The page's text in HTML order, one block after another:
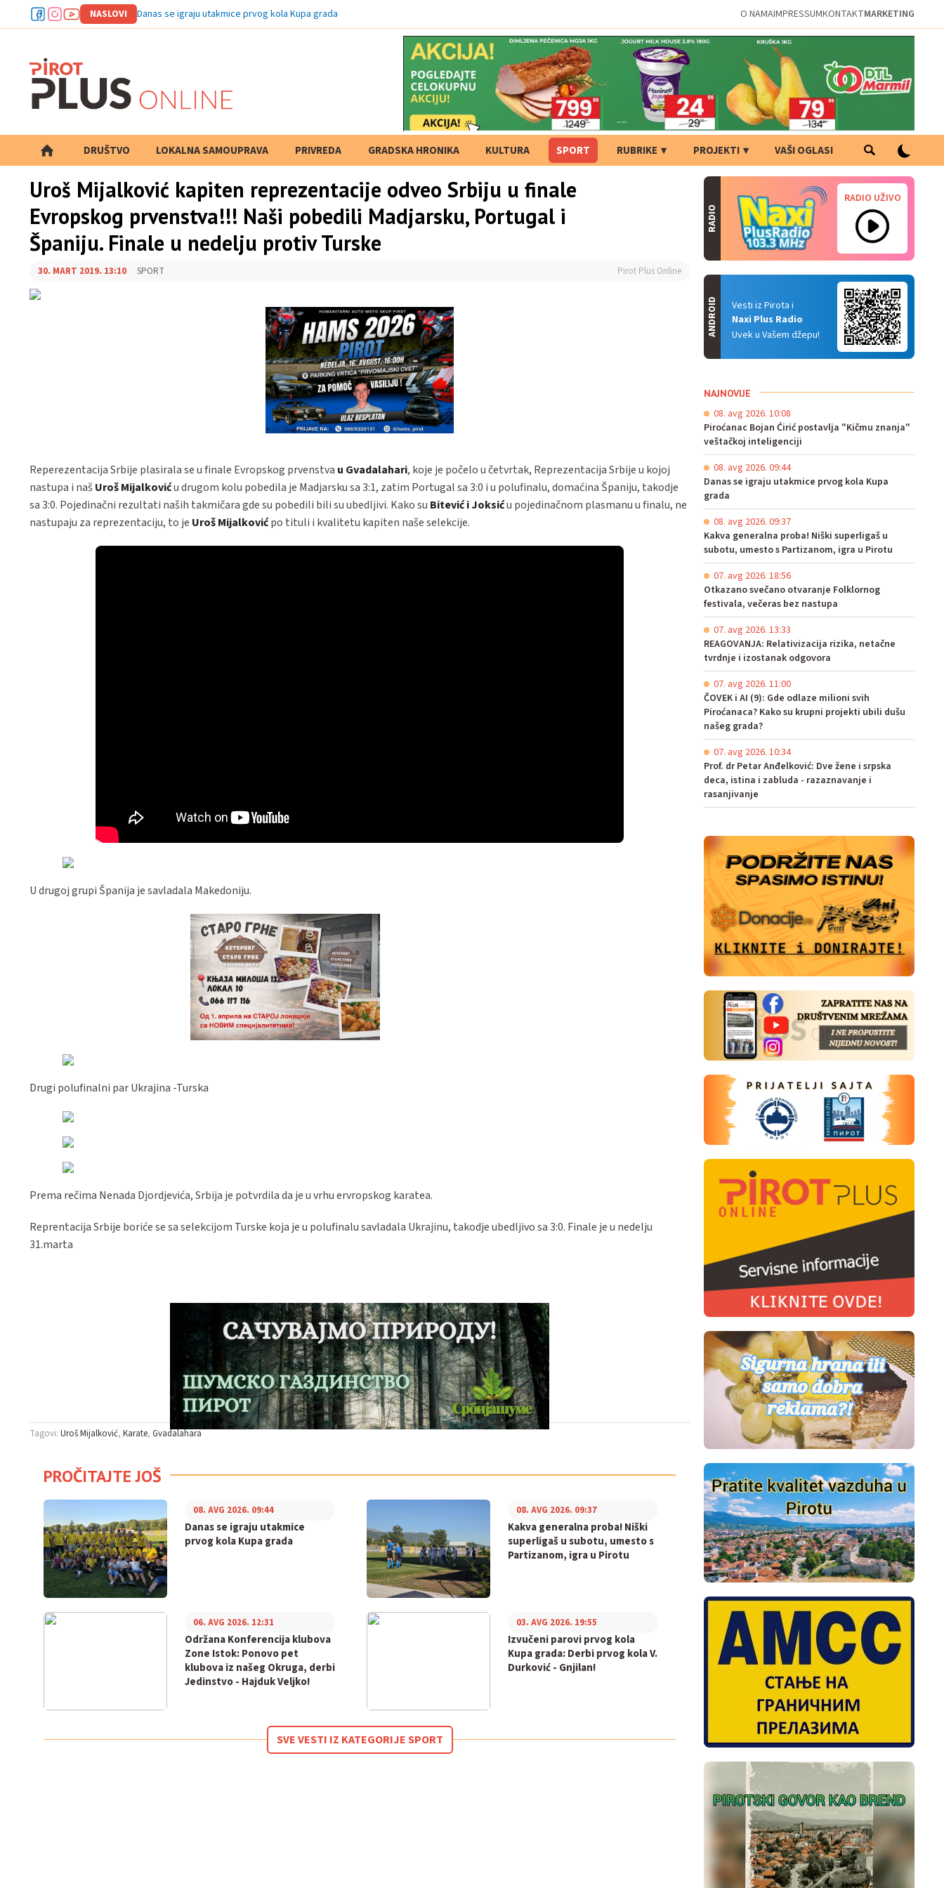
NASLOVI Danas se igraju utakmice prvog kola Kupa grada O NAMAIMPRESSUMKONTAKTMARKETING
DRUŠTVO LOKALNA SAMOUPRAVA PRIVREDA GRADSKA HRONIKA KULTURA SPORT RUBRIKE PROJEKTI VAŠI OGLASI
PRETRAGA
Uroš Mijalković kapiten reprezentacije odveo Srbiju u finale
Evropskog prvenstva!!! Naši pobedili Madjarsku, Portugal i
Španiju. Finale u nedelju protiv Turske
30. MART 2019. 13:10 SPORT Pirot Plus Online
Reperezentacija Srbije plasirala se u finale Evropskog prvenstva u Gvadalahari, koje je počelo u četvrtak, Reprezentacija Srbije u kojoj
nastupa i naš Uroš Mijalkoviću drugom kolu pobedila je Madjarsku sa 3:1, zatim Portugal sa 3:0 i u polufinalu, domaćina Španiju, takodje
sa 3:0. Pojedinačni rezultati naših takmičara gde su pobedili bili su ubedljivi. Kako su Bitević i Joksiću pojedinačnom plasmanu u finalu, ne
nastupaju za reprezentaciju, to je Uroš Mijalkovićpo tituli i kvalitetu kapiten naše selekcije.
U drugoj grupi Španija je savladala Makedoniju.
Drugi polufinalni par Ukrajina -Turska
Prema rečima Nenada Djordjevića, Srbija je potvrdila da je u vrhu ervropskog karatea.
Reprentacija Srbije boriće se sa selekcijom Turske koja je u polufinalu savladala Ukrajinu, takodje ubedljivo sa 3:0. Finale je u nedelju
31.marta
Tagovi: Uroš Mijalković Karate Gvadalahara
PROČITAJTE JOŠ
Danas se igraju utakmice
prvog kola Kupa grada
08. AVG 2026. 09:44
Kakva generalna proba! Niški
superligaš u subotu, umesto s
Partizanom, igra u Pirotu
08. AVG 2026. 09:37
Održana Konferencija klubova
Zone Istok: Ponovo pet
klubova iz našeg Okruga, derbi
Jedinstvo - Hajduk Veljko!
06. AVG 2026. 12:31
Izvučeni parovi prvog kola
Kupa grada: Derbi prvog kola V.
Durković - Gnjilan!
03. AVG 2026. 19:55
SVE VESTI IZ KATEGORIJE SPORT
RADIO
RADIO UŽIVO
Vesti iz Pirota i
Naxi Plus Radio
Uvek u Vašem džepu!
ANDROID
NAJNOVIJE
08. avg 2026. 10:08
Piroćanac Bojan Ćirić postavlja "Kičmu znanja"
veštačkoj inteligenciji
08. avg 2026. 09:44
Danas se igraju utakmice prvog kola Kupa
grada
08. avg 2026. 09:37
Kakva generalna proba! Niški superligaš u
subotu, umesto s Partizanom, igra u Pirotu
07. avg 2026. 18:56
Otkazano svečano otvaranje Folklornog
festivala, večeras bez nastupa
07. avg 2026. 13:33
REAGOVANJA: Relativizacija rizika, netačne
tvrdnje i izostanak odgovora
07. avg 2026. 11:00
ČOVEK i AI (9): Gde odlaze milioni svih
Piroćanaca? Kako su krupni projekti ubili dušu
našeg grada?
07. avg 2026. 10:34
Prof. dr Petar Anđelković: Dve žene i srpska
deca, istina i zabluda - razaznavanje i
rasanjivanje